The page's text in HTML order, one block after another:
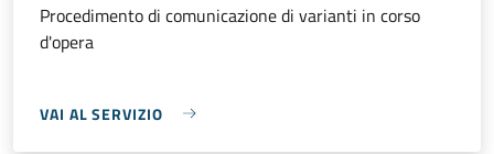
Procedimento di comunicazione di varianti in corso
d'opera
VAI AL SERVIZIO